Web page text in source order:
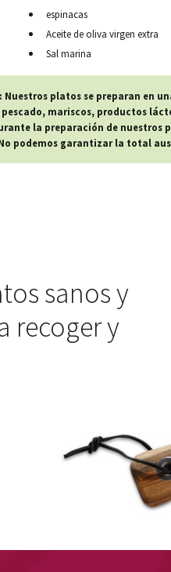
espinacas
Aceite de oliva virgen extra
Sal marina
Nuestros platos se preparan en
mariscos, productos
la preparación de nuestros
podemos garantizar la total
sanos y
recoger y